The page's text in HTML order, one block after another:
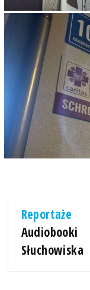
Reportaże
Audiobooki
Słuchowiska